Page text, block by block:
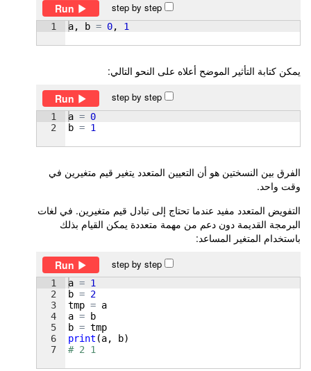
Run
step by step
1 a, b = 0, 1
يمكن كتابة التأثير الموضح أعلاه على النحو التالي:
Run
step by step
1
2
a = 0
b = 1
الفرق بين النسختين هو أن التعيين المتعدد يتغير قيم متغيرين في
وقت واحد.
التفويض المتعدد مفيد عندما تحتاج إلى تبادل قيم متغيرين. في لغات
البرمجة القديمة دون دعم من مهمة متعددة يمكن القيام بذلك
باستخدام المتغير المساعد:
Run
step by step
1
2
3
4
5
6
7
a = 1
b = 2
tmp = a
a =
b
b = tmp
print (a, b)
# 2 1